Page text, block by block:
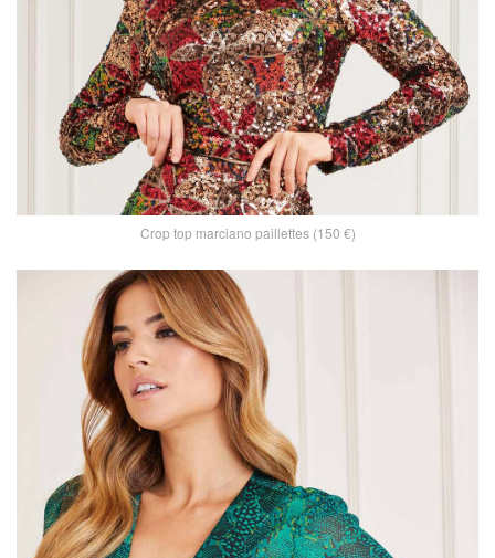
Crop top marciano paillettes (150 €)